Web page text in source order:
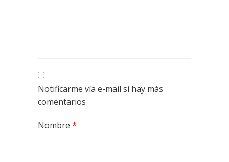
Notificarme vía e-mail si hay más
comentarios
Nombre *